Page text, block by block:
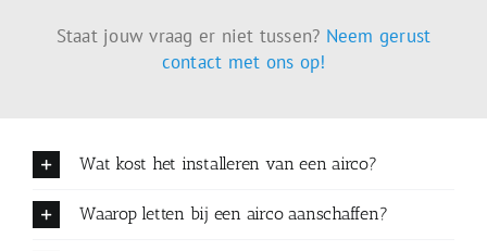
Staat jouw vraag er niet tussen? Neem gerust
contact met ons op!
Wat kost het installeren van een airco?
Waarop letten bij een airco aanschaffen?